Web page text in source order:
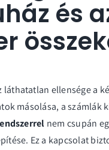
és
láthatatlan ellensége a
másolása, a számlák
nem csupán
Ez a kapcsolat